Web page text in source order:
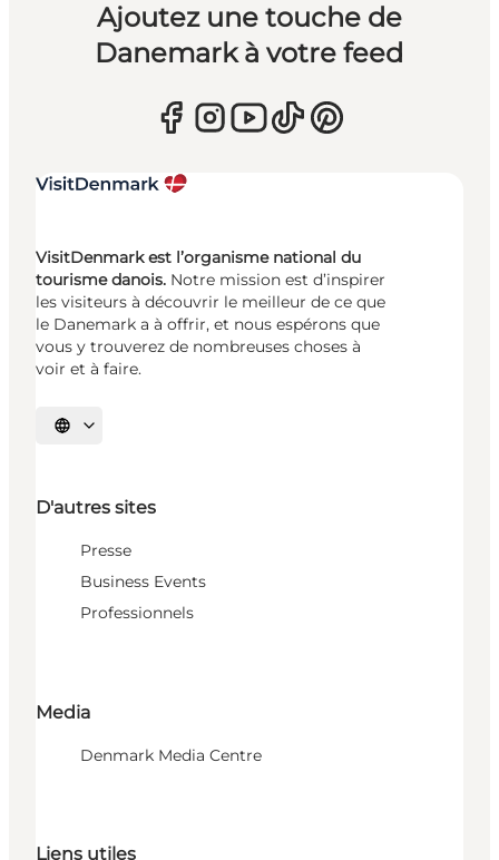
Ajoutez une touche de
Danemark à votre feed
VisitDenmark est l’organisme national du
tourisme danois. Notre mission est d’inspirer
les visiteurs à découvrir le meilleur de ce que
le Danemark a à offrir, et nous espérons que
vous y trouverez de nombreuses choses à
voir et à faire.
Choisissez la langue
D'autres sites
Presse
Business Events
Professionnels
Media
Denmark Media Centre
Liens utiles